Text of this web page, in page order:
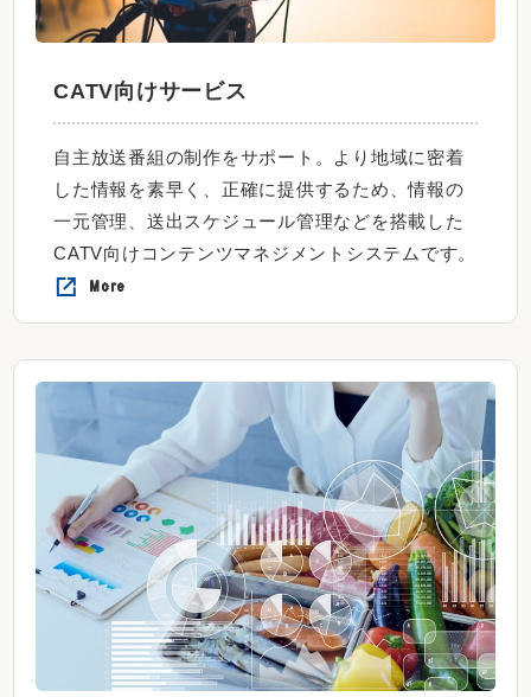
CATV向けサービス
自主放送番組の制作をサポート。より地域に密着
した情報を素早く、正確に提供するため、情報の
一元管理、送出スケジュール管理などを搭載した
CATV向けコンテンツマネジメントシステムです。
More